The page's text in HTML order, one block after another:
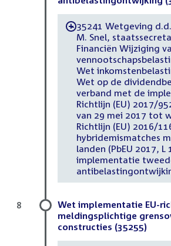
-35241 Wetgeving
M. Snel,
Financiën Wijziging
Wet
Wet op de
verband met de
Richtlijn (EU) 2017/
van 29 mei 2017 tot
Richtlijn (EU) 2016/
hybridemismatches
landen (PbEU 2017,
implementatie
Wet implementatie EU-
meldingsplichtige
constructies (35255)
8